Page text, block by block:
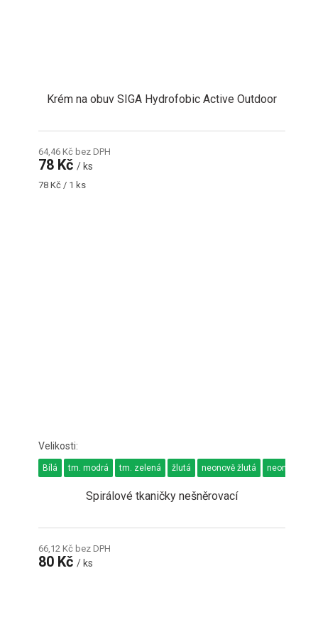
Krém na obuv SIGA Hydrofobic Active Outdoor
64,46 Kč bez DPH
78 Kč/ ks
Měrná
78 Kč / 1 ks
Spirálové tkaničky nešněrovací
66,12 Kč bez DPH
80 Kč/ ks
Bílá tm. modrá tm. zelená žlutá neonově žlutá neonově